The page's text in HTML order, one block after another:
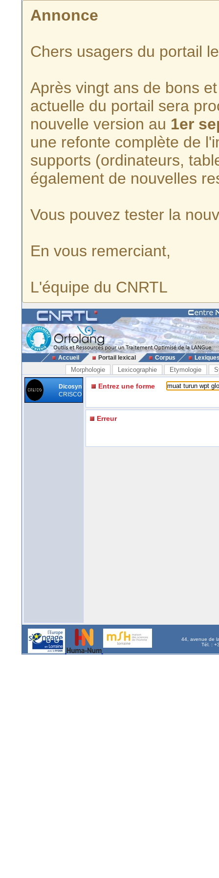
Annonce
Chers usagers du portail
Après vingt ans de bons
actuelle du portail sera
nouvelle version au 1er
une refonte complète de
supports (ordinateurs,
également de nouvelles
Vous pouvez tester la
En vous remerciant,
L'équipe du CNRTL
Accueil Portail lexical Corpus
Morphologie Lexicographie Etymologie
Dicosyn
CRISCO
Entrez une forme
Erreur
44, avenue de
Tél. :